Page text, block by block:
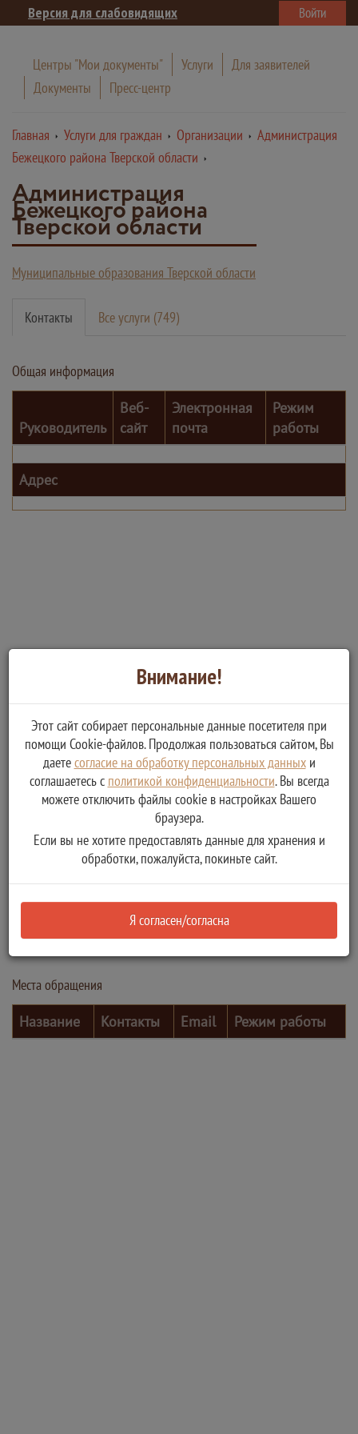
Версия для слабовидящих Войти
Центры "Мои документы" Услуги
Для заявителей
Документы
Пресс-центр
Главная Услуги для граждан Организации
Администрация
Бежецкого района Тверской области
Администрация
Бежецкого района
Тверской области
Муниципальные образования Тверской области
Контакты Все услуги (749)
Общая информация
Руководитель
Веб-
сайт
Электронная
почта
Режим
работы
Адрес
ФИО
Телефон Электронная почта
Места обращения
Название
Контакты Email Режим работы
Внимание!
Этот сайт собирает персональные данные посетителя при
помощи Cookie-файлов. Продолжая пользоваться сайтом, Вы
даетесогласие на обработку персональных данныхи
соглашаетесь с политикой конфиденциальности. Вы всегда
можете отключить файлы cookie в настройках Вашего
браузера.
Если вы не хотите предоставлять данные для хранения и
обработки, пожалуйста, покиньте сайт.
Я согласен/согласна